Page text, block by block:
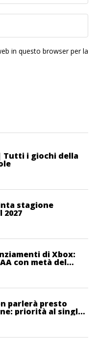
in questo browser per la
Tutti i giochi della
stagione
di Xbox:
con metà del
parlerà presto
priorità al single-